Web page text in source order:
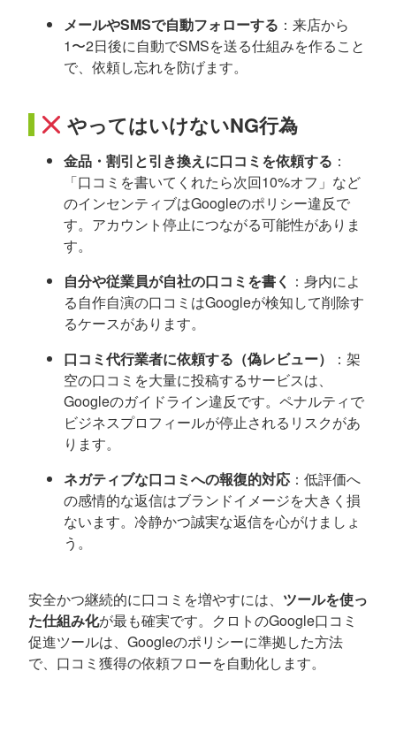
メールやSMSで自動フォローする ：来店から
1〜2日後に自動でSMSを送る仕組みを作ること
で、依頼し忘れを防げます。
やってはいけないNG行為
金品・割引と引き換えに口コミを依頼する ：
「口コミを書いてくれたら次回10%オフ」など
のインセンティブはGoogleのポリシー違反で
す。アカウント停止につながる可能性がありま
す。
自分や従業員が自社の口コミを書く ：身内によ
る自作自演の口コミはGoogleが検知して削除す
るケースがあります。
口コミ代行業者に依頼する（偽レビュー）
：架
空の口コミを大量に投稿するサービスは、
Googleのガイドライン違反です。ペナルティで
ビジネスプロフィールが停止されるリスクがあ
ります。
ネガティブな口コミへの報復的対応 ：低評価へ
の感情的な返信はブランドイメージを大きく損
ないます。冷静かつ誠実な返信を心がけましょ
う。
安全かつ継続的に口コミを増やすには、 ツールを使っ
た仕組み化が最も確実です。クロトのGoogle口コミ
促進ツールは、Googleのポリシーに準拠した方法
で、口コミ獲得の依頼フローを自動化します。